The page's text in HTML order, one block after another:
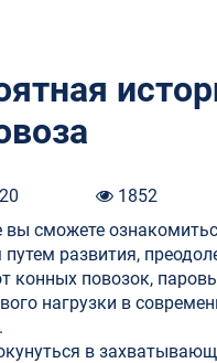
1852
вы сможете
развития,
конных повозок,
нагрузки в
в